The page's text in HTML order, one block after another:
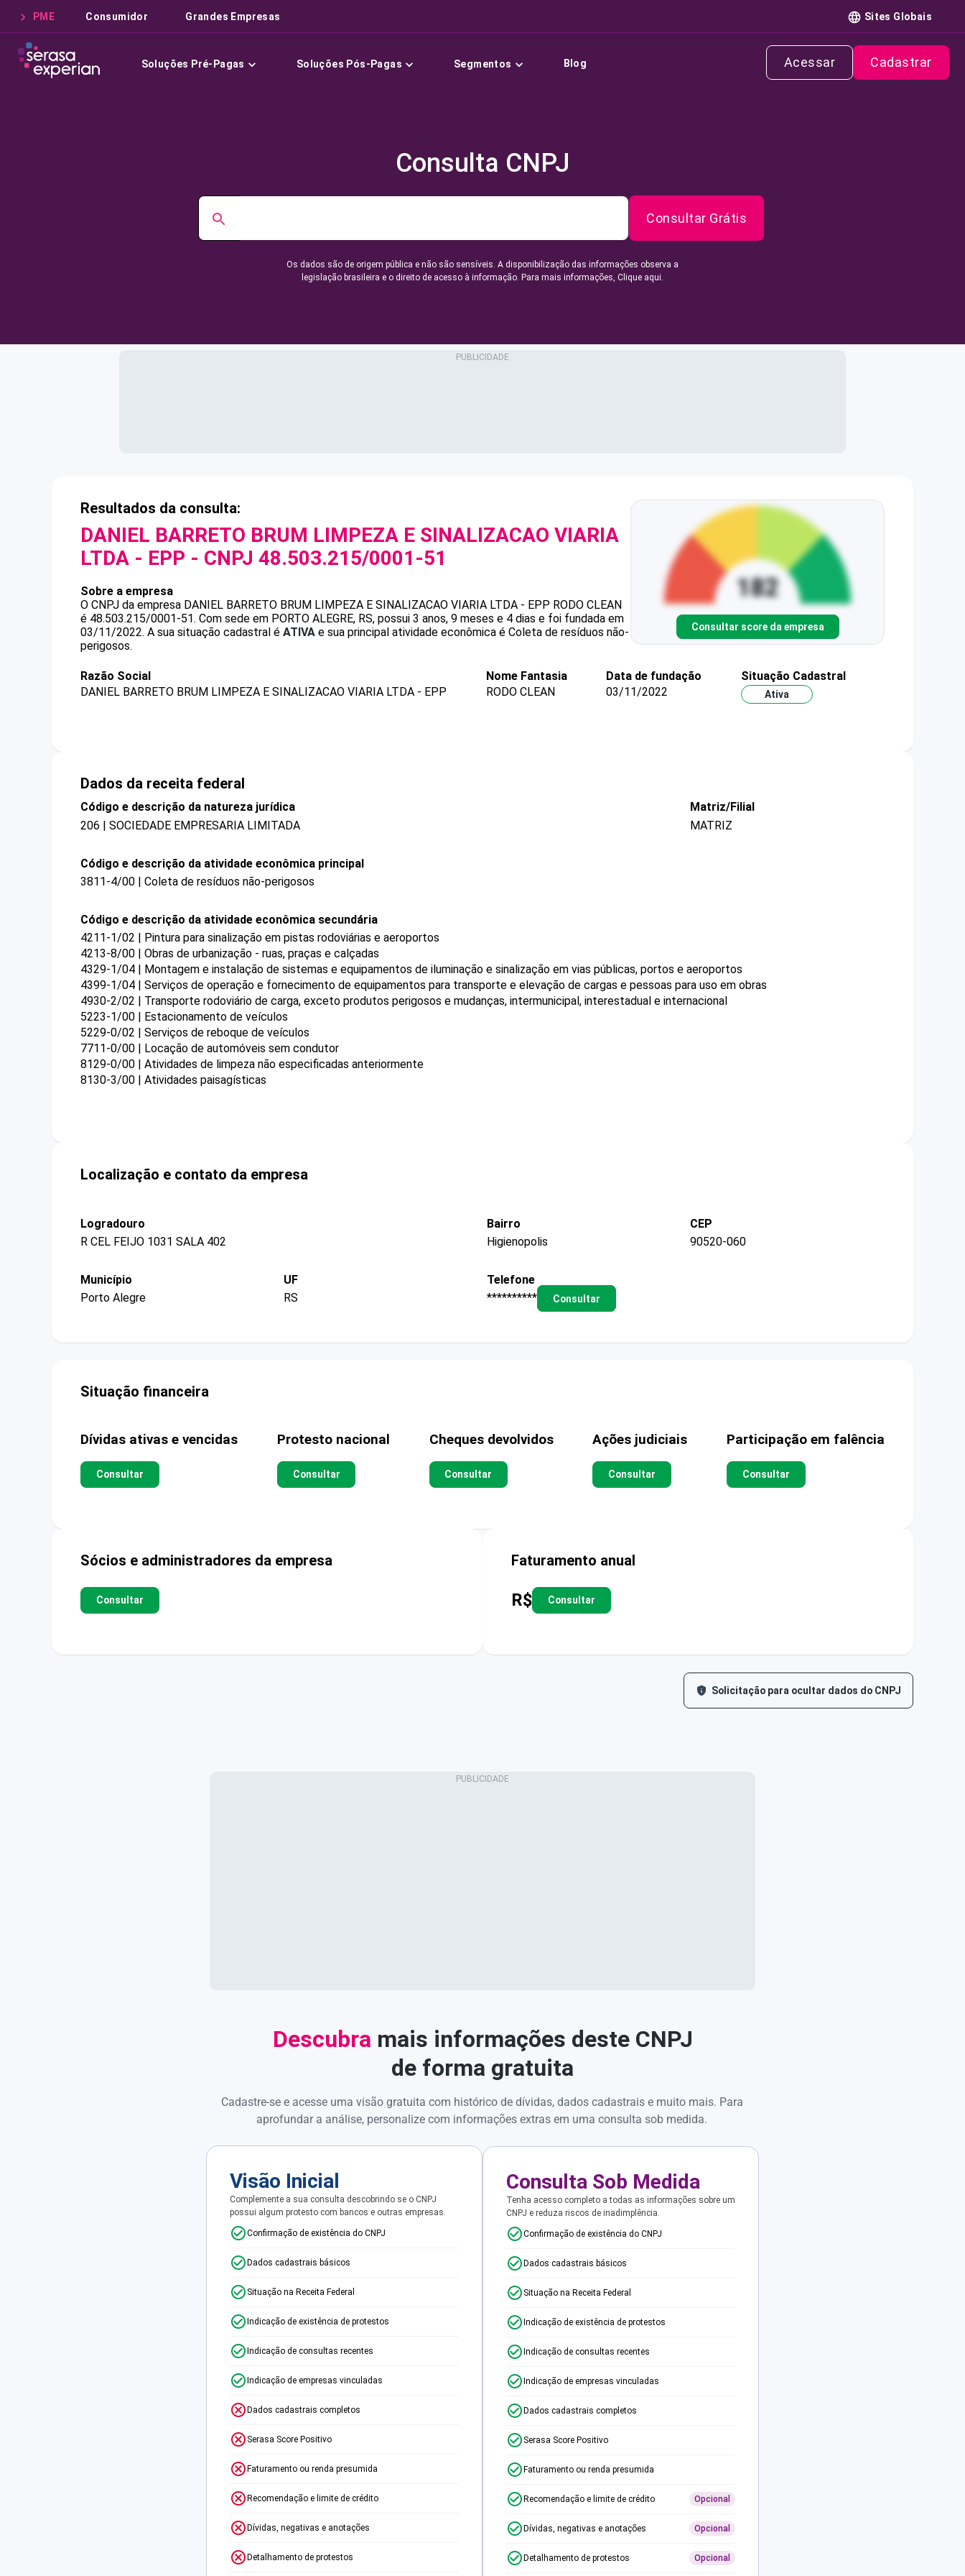
PME Consumidor Grandes Empresas Sites Globais
Soluções Pré-Pagas Soluções Pós-Pagas Segmentos Blog Acessar Cadastrar
Consulta CNPJ
Consultar Grátis
Os dados são de origem pública e não são sensíveis. A disponibilização das informações observa a
legislação brasileira e o direito de acesso à informação. Para mais informações, Clique aqui.
Resultados da consulta:
DANIEL BARRETO BRUM LIMPEZA E SINALIZACAO VIARIA
LTDA - EPP - CNPJ 48.503.215/0001-51
Sobre a empresa
O CNPJ da empresa DANIEL BARRETO BRUM LIMPEZA E SINALIZACAO VIARIA LTDA - EPP RODO CLEAN
é 48.503.215/0001-51. Com sede em PORTO ALEGRE, RS, possui 3 anos, 9 meses e 4 dias e foi fundada em
03/11/2022. A sua situação cadastral é ATIVA e sua principal atividade econômica é Coleta de resíduos não-
perigosos.
Consultar score da empresa
Razão Social
DANIEL BARRETO BRUM LIMPEZA E SINALIZACAO VIARIA LTDA - EPP
Nome Fantasia
RODO CLEAN
Data de fundação
03/11/2022
Situação Cadastral
Ativa
Dados da receita federal
Código e descrição da natureza jurídica
206 | SOCIEDADE EMPRESARIA LIMITADA
Matriz/Filial
MATRIZ
Código e descrição da atividade econômica principal
3811-4/00 | Coleta de resíduos não-perigosos
Código e descrição da atividade econômica secundária
4211-1/02 | Pintura para sinalização em pistas rodoviárias e aeroportos
4213-8/00 | Obras de urbanização - ruas, praças e calçadas
4329-1/04 | Montagem e instalação de sistemas e equipamentos de iluminação e sinalização em vias públicas, portos e aeroportos
4399-1/04 | Serviços de operação e fornecimento de equipamentos para transporte e elevação de cargas e pessoas para uso em obras
4930-2/02 | Transporte rodoviário de carga, exceto produtos perigosos e mudanças, intermunicipal, interestadual e internacional
5223-1/00 | Estacionamento de veículos
5229-0/02 | Serviços de reboque de veículos
7711-0/00 | Locação de automóveis sem condutor
8129-0/00 | Atividades de limpeza não especificadas anteriormente
8130-3/00 | Atividades paisagísticas
Localização e contato da empresa
Logradouro
R CEL FEIJO 1031 SALA 402
Bairro
Higienopolis
CEP
90520-060
Município
Porto Alegre
UF
RS
Telefone
**********
Consultar
Situação financeira
Dívidas ativas e vencidas
Consultar
Protesto nacional
Consultar
Cheques devolvidos
Consultar
Ações judiciais
Consultar
Participação em falência
Consultar
Sócios e administradores da empresa
Consultar
Faturamento anual
R$ Consultar
Solicitação para ocultar dados do CNPJ
Descubra mais informações deste CNPJ
de forma gratuita
Cadastre-se e acesse uma visão gratuita com histórico de dívidas, dados cadastrais e muito mais. Para
aprofundar a análise, personalize com informações extras em uma consulta sob medida.
Visão Inicial
Complemente a sua consulta descobrindo se o CNPJ
possui algum protesto com bancos e outras empresas.
Confirmação de existência do CNPJ
Dados cadastrais básicos
Situação na Receita Federal
Indicação de existência de protestos
Indicação de consultas recentes
Indicação de empresas vinculadas
Dados cadastrais completos
Serasa Score Positivo
Faturamento ou renda presumida
Recomendação e limite de crédito
Dívidas, negativas e anotações
Detalhamento de protestos
Consulta Sob Medida
Tenha acesso completo a todas as informações sobre um
CNPJ e reduza riscos de inadimplência.
Confirmação de existência do CNPJ
Dados cadastrais básicos
Situação na Receita Federal
Indicação de existência de protestos
Indicação de consultas recentes
Indicação de empresas vinculadas
Dados cadastrais completos
Serasa Score Positivo
Faturamento ou renda presumida
Recomendação e limite de crédito Opcional
Dívidas, negativas e anotações Opcional
Detalhamento de protestos Opcional